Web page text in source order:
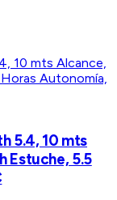
5.4, 10 mts
Estuche, 5.5